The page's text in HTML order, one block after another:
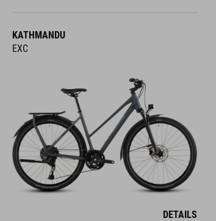
KATHMANDU
EXC
DETAILS